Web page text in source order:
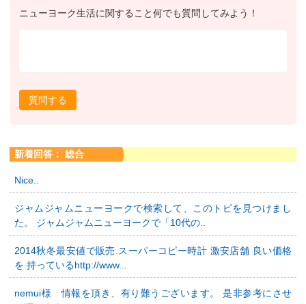
ニューヨーク生活に関すること何でも質問してみよう！
質問する
新着回答： 総合
Nice..
ジャムジャムニューヨークで検索して、このトピを見つけまし
た。 ジャムジャムニューヨークで「10代の..
2014秋冬最安値で販売.スーパーコピー時計 激安店舗 良い価格
を 持っているhttp://www...
nemui様 情報を頂き、有り難うございます。 是非参考にさせ